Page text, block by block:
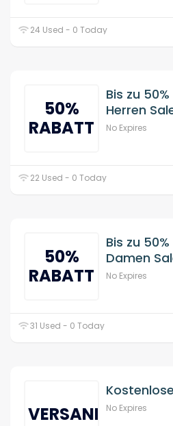
24 Used - 0 Today
50%
RABATT
Bis zu
Herren
No Expires
22 Used - 0 Today
50%
RABATT
Bis zu
Damen
No Expires
31 Used - 0 Today
VERSAND No Expires